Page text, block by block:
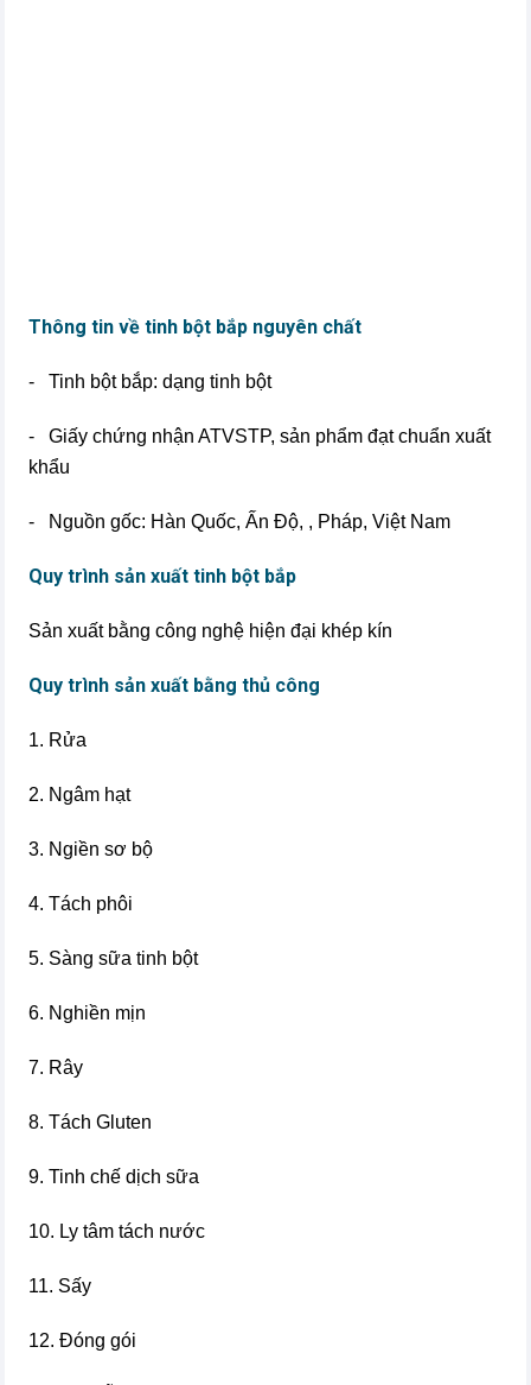
Thông tin về tinh bột bắp nguyên chất
- Tinh bột bắp: dạng tinh bột
- Giấy chứng nhận ATVSTP, sản phẩm đạt chuẩn xuất
khẩu
- Nguồn gốc: Hàn Quốc, Ấn Độ, , Pháp, Việt Nam
Quy trình sản xuất tinh bột bắp
Sản xuất bằng công nghệ hiện đại khép kín
Quy trình sản xuất bằng thủ công
1. Rửa
2. Ngâm hạt
3. Ngiền sơ bộ
4. Tách phôi
5. Sàng sữa tinh bột
6. Nghiền mịn
7. Rây
8. Tách Gluten
9. Tinh chế dịch sữa
10. Ly tâm tách nước
11. Sấy
12. Đóng gói